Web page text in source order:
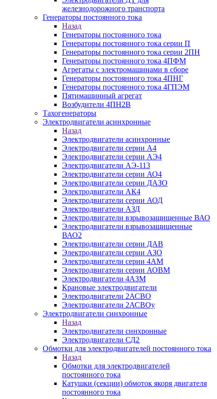
железнодорожного транспорта
Генераторы постоянного тока
Назад
Генераторы постоянного тока
Генераторы постоянного тока серии П
Генераторы постоянного тока серии 2ПН
Генераторы постоянного тока 4ПФМ
Агрегаты с электромашинами в сборе
Генераторы постоянного тока 4ПНГ
Генераторы постоянного тока 4ГПЭМ
Пятимашинный агрегат
Возбудители 4ПН2В
Тахогенераторы
Электродвигатели асинхронные
Назад
Электродвигатели асинхронные
Электродвигатели серии А4
Электродвигатели серии АЭ4
Электродвигатели АЭ-113
Электродвигатели серии АО4
Электродвигатели серии ДАЗО
Электродвигатели АК4
Электродвигатели серии АОД
Электродвигатели АЗД
Электродвигатели взрывозащищенные ВАО
Электродвигатели взрывозащищенные
ВАО2
Электродвигатели серии ДАВ
Электродвигатели серии АЗО
Электродвигатели серии 4АМ
Электродвигатели серии АОВМ
Электродвигатели 4АЗМ
Крановые электродвигатели
Электродвигатели 2АСВО
Электродвигатели 2АСВОу
Электродвигатели синхронные
Назад
Электродвигатели синхронные
Электродвигатели СД2
Обмотки для электродвигателей постоянного тока
Назад
Обмотки для электродвигателей
постоянного тока
Катушки (секции) обмоток якоря двигателя
постоянного тока